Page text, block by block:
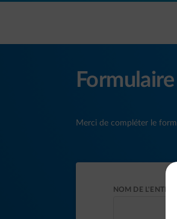
Merci de compléter le
NOM DE